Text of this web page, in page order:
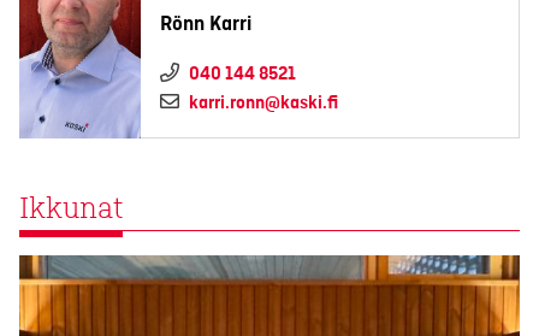
Rönn Karri
040 144 8521
karri.ronn@kaski.fi
Ikkunat